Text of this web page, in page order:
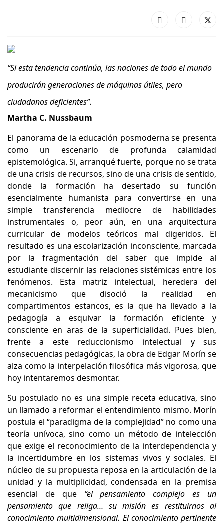
“Si esta tendencia continúa, las naciones de todo el mundo
producirán generaciones de máquinas útiles, pero
ciudadanos deficientes”.
Martha C. Nussbaum
El panorama de la educación posmoderna se presenta
como un escenario de profunda calamidad
epistemológica. Si, arranqué fuerte, porque no se trata
de una crisis de recursos, sino de una crisis de sentido,
donde la formación ha desertado su función
esencialmente humanista para convertirse en una
simple transferencia mediocre de habilidades
instrumentales o, peor aún, en una arquitectura
curricular de modelos teóricos mal digeridos. El
resultado es una escolarización inconsciente, marcada
por la fragmentación del saber que impide al
estudiante discernir las relaciones sistémicas entre los
fenómenos. Esta matriz intelectual, heredera del
mecanicismo que disoció la realidad en
compartimentos estancos, es la que ha llevado a la
pedagogía a esquivar la formación eficiente y
consciente en aras de la superficialidad. Pues bien,
frente a este reduccionismo intelectual y sus
consecuencias pedagógicas, la obra de Edgar Morín se
alza como la interpelación filosófica más vigorosa, que
hoy intentaremos desmontar.
Su postulado no es una simple receta educativa, sino
un llamado a reformar el entendimiento mismo. Morín
postula el “paradigma de la complejidad” no como una
teoría unívoca, sino como un método de intelección
que exige el reconocimiento de la interdependencia y
la incertidumbre en los sistemas vivos y sociales. El
núcleo de su propuesta reposa en la articulación de la
unidad y la multiplicidad, condensada en la premisa
esencial de que “el pensamiento complejo es un
pensamiento que religa… su misión es restituirnos al
conocimiento multidimensional. El conocimiento pertinente